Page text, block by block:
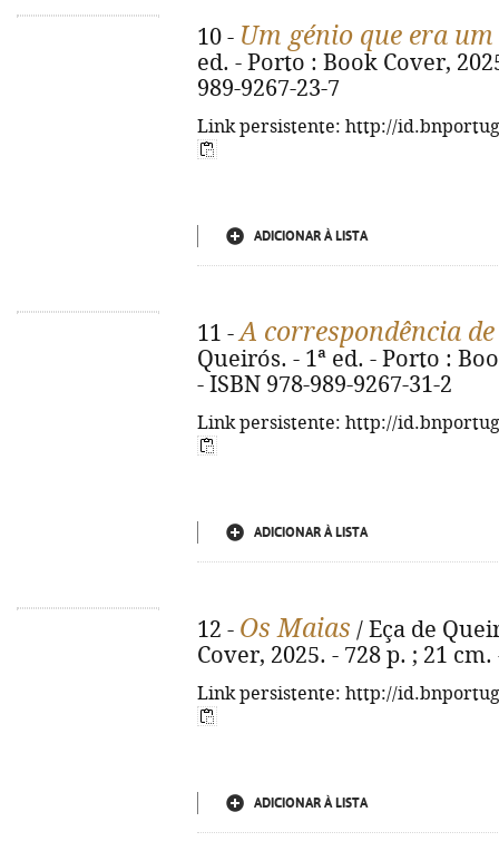
10 - Um génio que era
ed. - Porto : Book Cover,
989-9267-23-7
Link persistente: http://
ADICIONAR À LISTA
11 -A correspondência
Queirós. - 1ª ed. - Porto :
- ISBN 978-989-9267-31-2
Link persistente: http://
ADICIONAR À LISTA
12 - Os Maias / Eça de
Cover, 2025. - 728 p. ; 21
Link persistente: http://
ADICIONAR À LISTA